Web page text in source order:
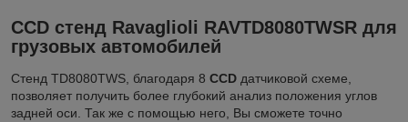
CCD стенд Ravaglioli RAVTD8080TWSR для
грузовых автомобилей
Cтенд TD8080TWS, благодаря 8 CCD датчиковой схеме,
позволяет получить более глубокий анализ положения углов
задней оси. Так же с помощью него, Вы сможете точно